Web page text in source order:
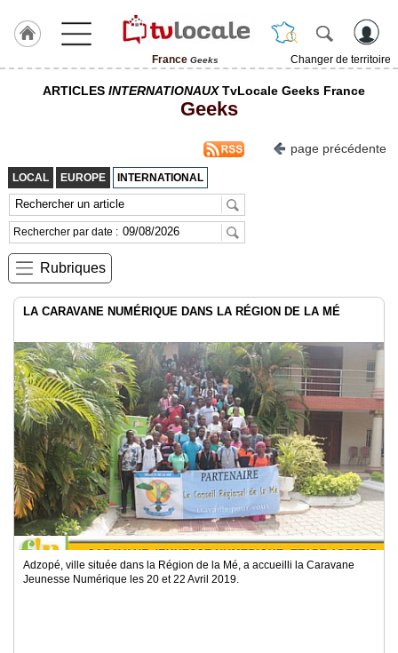
France Geeks
Changer de territoire
J'adhère
France
Accueil
RUBRIQUES
Agenda
Gazette
Vidéos
Médias
du
groupe
Blogs
Prémium
Inscription
annuaire
pro
Accès
éditeur
ARTICLES INTERNATIONAUXTvLocale Geeks France
Geeks
page précédente
LOCAL EUROPE INTERNATIONAL
Rechercher par date :
Rubriques
LA CARAVANE NUMÉRIQUE DANS LA RÉGION DE LA MÉ
Adzopé, ville située dans la Région de la Mé, a accueilli la Caravane
Jeunesse Numérique les 20 et 22 Avril 2019.